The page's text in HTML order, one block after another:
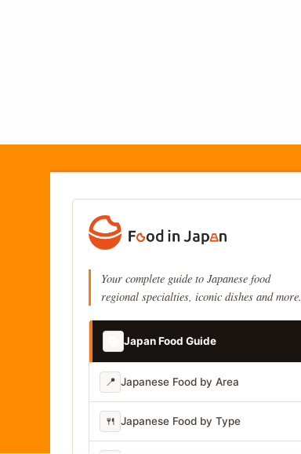
Your complete guide to Japanese food
regional specialties, iconic dishes and more.
Japan Food Guide
📍 Japanese Food by Area
🍴 Japanese Food by Type